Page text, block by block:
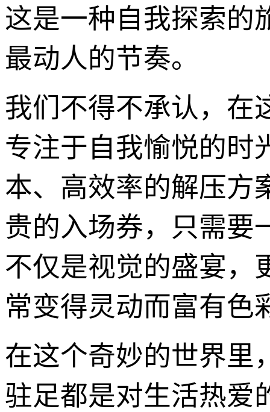
这是一种自我探索的
最动人的节奏。
我们不得不承认，在
专注于自我愉悦的时
本、高效率的解压方
贵的入场券，只需要
不仅是视觉的盛宴，
常变得灵动而富有色
在这个奇妙的世界里
驻足都是对生活热爱